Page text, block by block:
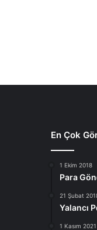
En Çok
1 Ekim 2018
Para
21 Şubat
Yalancı
1 Kasım 2021